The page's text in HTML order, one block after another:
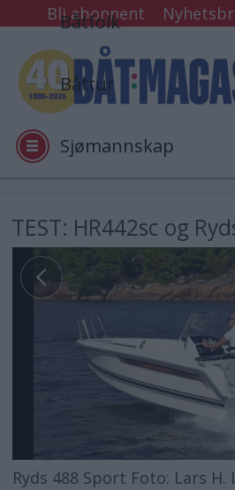
Bli abonnent
Båtfolk
Båttur
Sjømannskap
Arkiv
Video
Logg inn
TEST: HR442sc og
Ryds 488 Sport Foto: Lars H.